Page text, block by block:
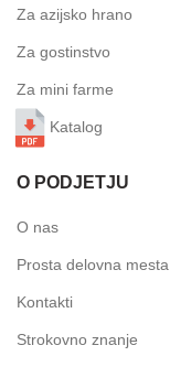
Za azijsko hrano
Za gostinstvo
Za mini farme
Katalog
O PODJETJU
O nas
Prosta delovna mesta
Kontakti
Strokovno znanje